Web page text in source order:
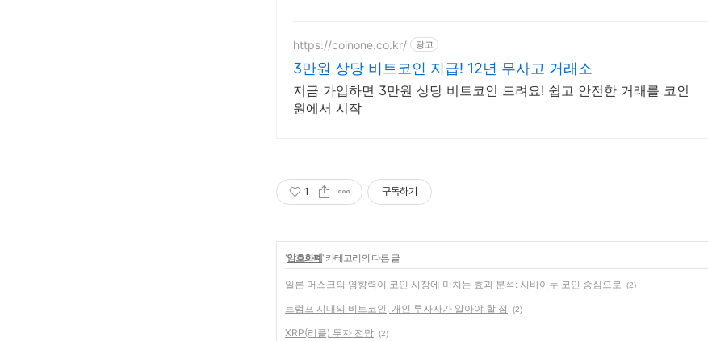
https://coinone.co.kr/ 광고
3만원 상당 비트코인 지급! 12년 무사고 거래소
지금 가입하면 3만원 상당 비트코인 드려요! 쉽고 안전한 거래를 코인
원에서 시작
1 구독하기
'암호화폐' 카테고리의 다른 글
일론 머스크의 영향력이 코인 시장에 미치는 효과 분석: 시바이누 코인 중심으로 (2)
트럼프 시대의 비트코인, 개인 투자자가 알아야 할 점 (2)
XRP(리플) 투자 전망 (2)